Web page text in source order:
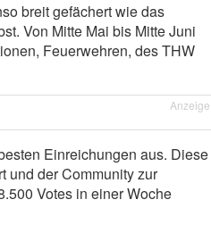
breit gefächert wie das
Von Mitte Mai bis Mitte Juni
Feuerwehren, des THW
Anzeige
Einreichungen aus. Diese
und der Community zur
Votes in einer Woche